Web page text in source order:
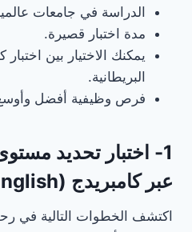
الدراسة في جامعات
مدة اختبار قصيرة.
يمكنك الاختيار بين اختبار
البريطانية.
فرص وظيفية أفضل
1- اختبار تحديد
عبر كامبريدج (Cambridge English)
اكتشف الخطوات التالية في